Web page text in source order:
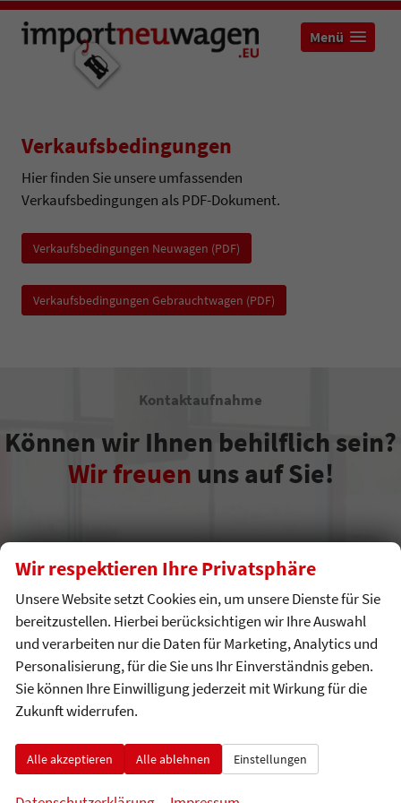
Menü
Verkaufsbedingungen
Hier finden Sie unsere umfassenden
Verkaufsbedingungen als PDF-Dokument.
Verkaufsbedingungen Neuwagen (PDF)
Verkaufsbedingungen Gebrauchtwagen (PDF)
Kontaktaufnahme
Können wir Ihnen behilflich sein?
Wir freuen uns auf Sie!
Adresse
71229 Leonberg-Warmbronn
Wir respektieren Ihre Privatsphäre
Unsere Website setzt Cookies ein, um unsere Dienste für Sie
bereitzustellen. Hierbei berücksichtigen wir Ihre Auswahl
und verarbeiten nur die Daten für Marketing, Analytics und
Personalisierung, für die Sie uns Ihr Einverständnis geben.
Sie können Ihre Einwilligung jederzeit mit Wirkung für die
Zukunft widerrufen.
Alle akzeptieren Alle ablehnen Einstellungen